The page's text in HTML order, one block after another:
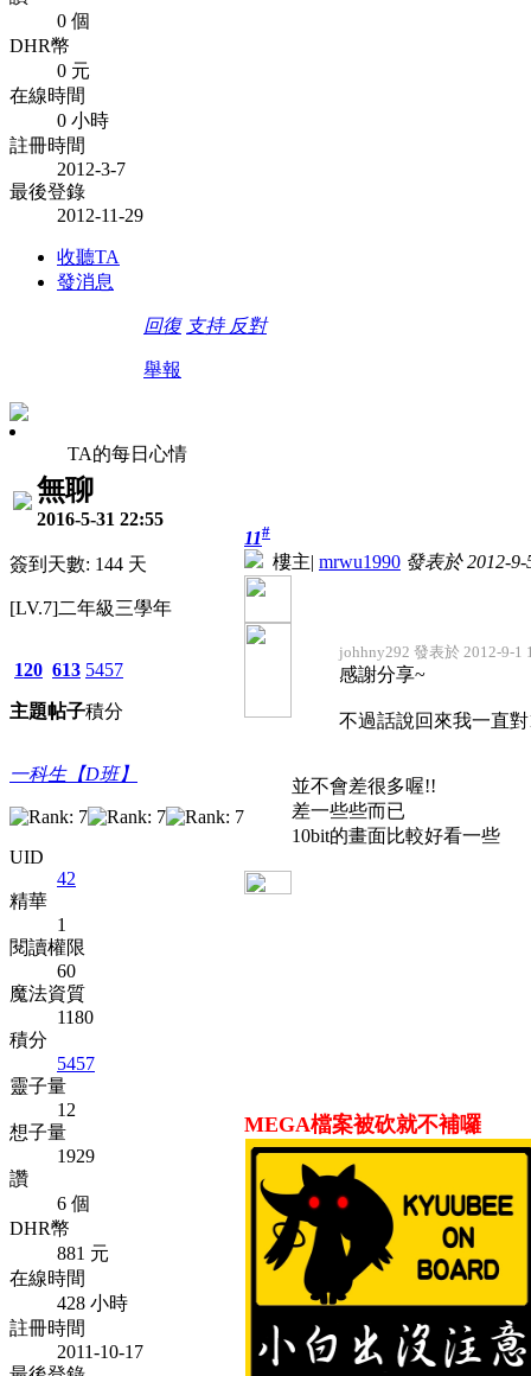
0 個
DHR幣
0 元
在線時間
0 小時
註冊時間
2012-3-7
最後登錄
2012-11-29
收聽TA
發消息
回復 支持 反對
舉報
TA的每日心情
無聊
2016-5-31 22:55
簽到天數: 144 天
[LV.7]二年級三學年
120
主題
613
帖子
5457
積分
一科生【D班】
UID
42
精華
1
閱讀權限
60
魔法資質
1180
積分
5457
靈子量
12
想子量
1929
讚
6 個
DHR幣
881 元
在線時間
428 小時
註冊時間
2011-10-17
11#
樓主| mrwu1990 發表於 2012-9-
johhny292 發表於 2012-9-1
感謝分享~
不過話說回來我一直
並不會差很多喔!!
差一些些而已
10bit的畫面比較好看一些
MEGA檔案被砍就不補囉